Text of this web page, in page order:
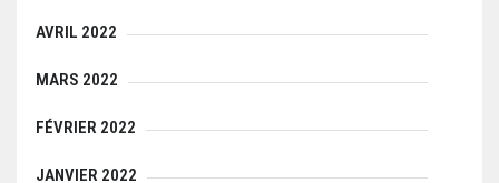
AVRIL 2022
MARS 2022
FÉVRIER 2022
JANVIER 2022